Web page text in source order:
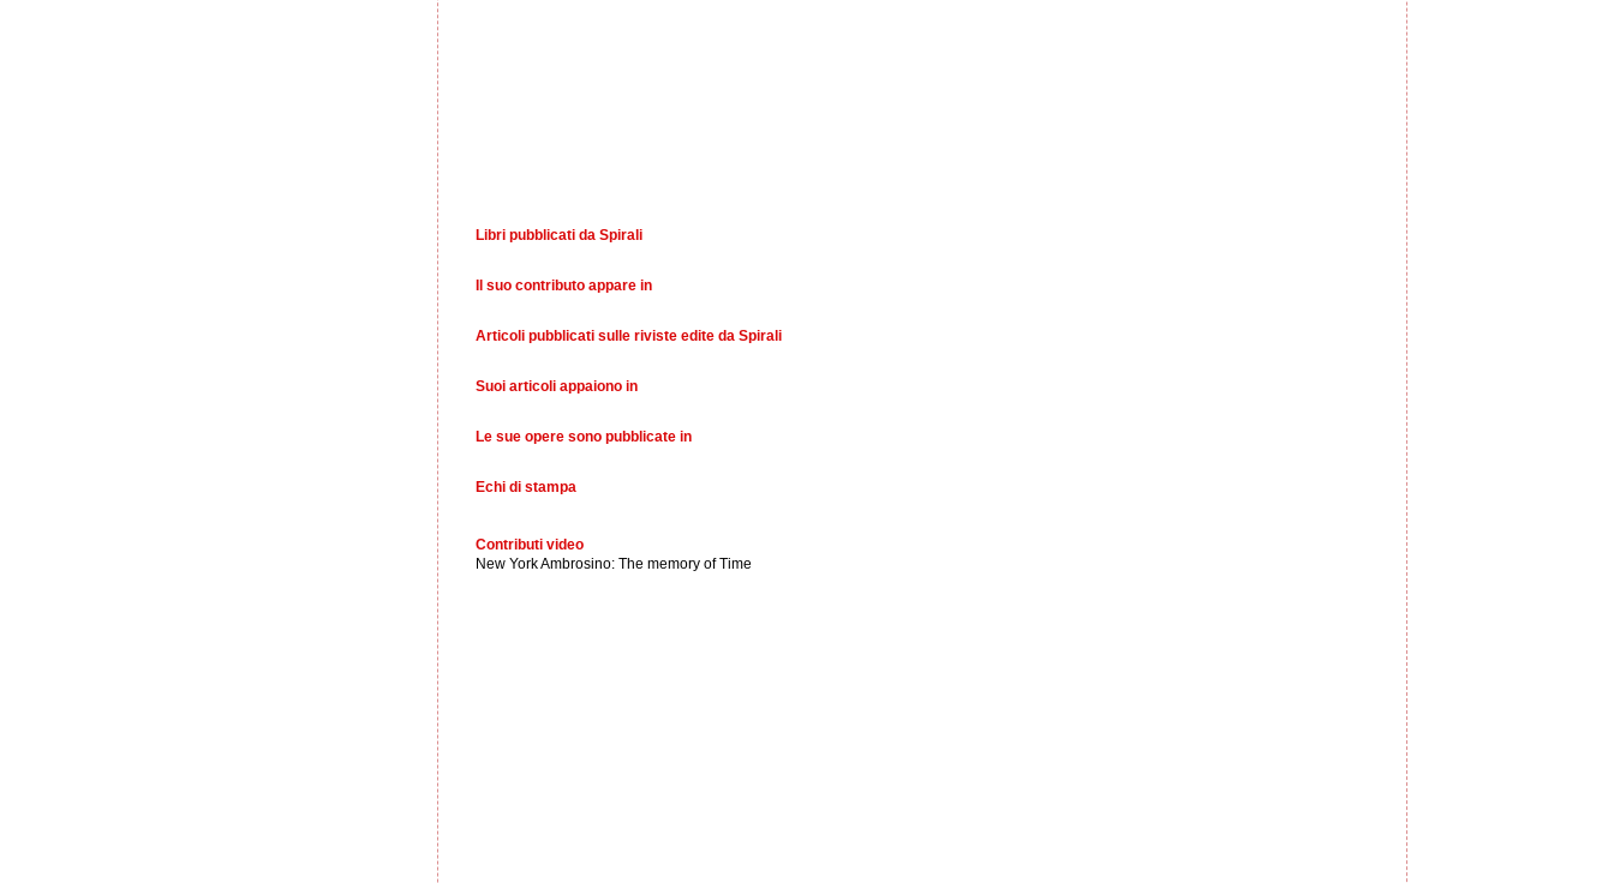
Libri pubblicati da Spirali
Il suo contributo appare in
Articoli pubblicati sulle riviste edite da Spirali
Suoi articoli appaiono in
Le sue opere sono pubblicate in
Echi di stampa
Contributi video
New York Ambrosino: The memory of Time